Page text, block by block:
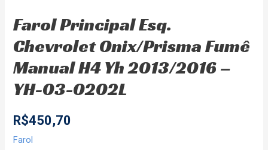
Farol Principal Esq.
Chevrolet Onix/Prisma Fumê
Manual H4 Yh 2013/2016 –
YH-03-0202L
R$450,70
Farol